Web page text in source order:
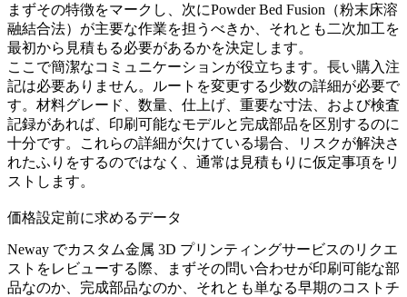
まずその特徴をマークし、次にPowder Bed Fusion（粉末床溶
融結合法） が主要な作業を担うべきか、それとも二次加工を
最初から見積もる必要があるかを決定します。
ここで簡潔なコミュニケーションが役立ちます。長い購入注
記は必要ありません。ルートを変更する少数の詳細が必要で
す。材料グレード、数量、仕上げ、重要な寸法、および検査
記録があれば、印刷可能なモデルと完成部品を区別するのに
十分です。これらの詳細が欠けている場合、リスクが解決さ
れたふりをするのではなく、通常は見積もりに仮定事項をリ
ストします。
価格設定前に求めるデータ
Neway でカスタム金属 3D プリンティングサービスのリクエ
ストをレビューする際、まずその問い合わせが印刷可能な部
品なのか、完成部品なのか、それとも単なる早期のコストチ